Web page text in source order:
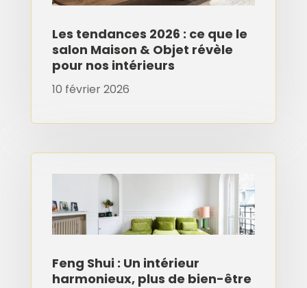
Les tendances 2026 : ce que le
salon Maison & Objet révèle
pour nos intérieurs
10 février 2026
Feng Shui : Un intérieur
harmonieux, plus de bien-être